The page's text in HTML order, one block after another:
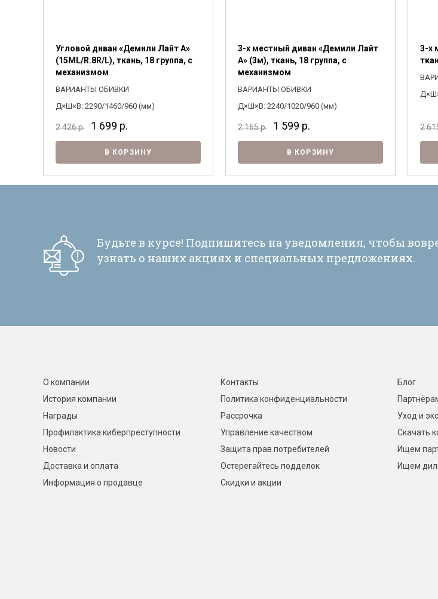
Я ознакомлен с Политикой
обработки
Угловой диван «Демили Лайт А»
(15ML/R.8R/L), ткань, 18 группа, с
механизмом
ВАРИАНТЫ ОБИВКИ
Д×Ш×В: 2290/1460/960 (мм)
2 426р. 1 699 р.
В КОРЗИНУ
3-х местный диван «Демили Лайт
А» (3м), ткань, 18 группа, с
механизмом
ВАРИАНТЫ ОБИВКИ
Д×Ш×В: 2240/1020/960 (мм)
2 165р. 1 599 р.
В КОРЗИНУ
3-х
2
Будьте в курсе! Подпишитесь на уведомления, чтобы
узнать о наших акциях и специальных предложениях.
О компании
История компании
Награды
Профилактика киберпреступности
Новости
Доставка и оплата
Информация о продавце
Контакты
Политика конфиденциальности
Рассрочка
Управление качеством
Защита прав потребителей
Остерегайтесь подделок
Скидки и акции
Блог
Уход и
Скачать
Ищем
Ищем